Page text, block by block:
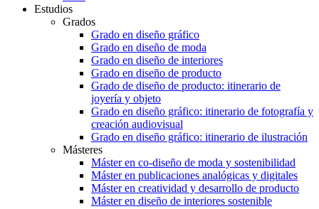
Estudios
Grados
Grado en diseño gráfico
Grado en diseño de moda
Grado en diseño de interiores
Grado en diseño de producto
Grado de diseño de producto: itinerario de
joyería y objeto
Grado en diseño gráfico: itinerario de fotografía y
creación audiovisual
Grado en diseño gráfico: itinerario de ilustración
Másteres
Máster en co-diseño de moda y sostenibilidad
Máster en publicaciones analógicas y digitales
Máster en creatividad y desarrollo de producto
Máster en diseño de interiores sostenible